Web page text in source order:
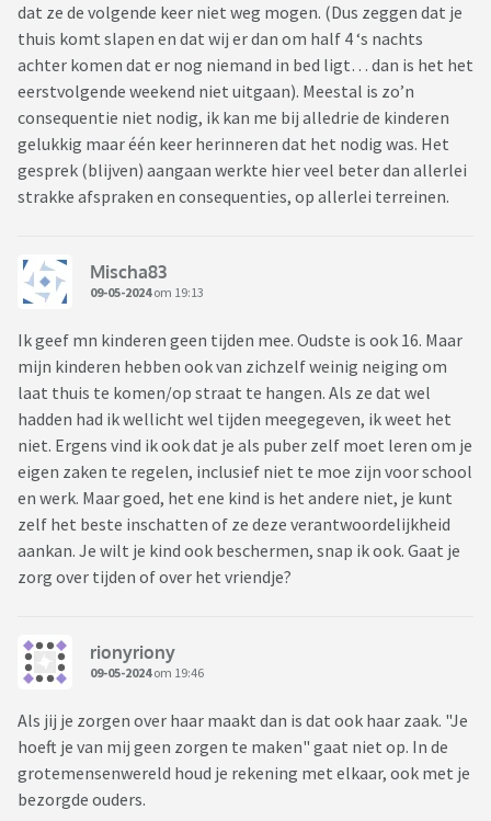
dat ze de volgende keer niet weg mogen. (Dus zeggen dat je
thuis komt slapen en dat wij er dan om half 4 ‘s nachts
achter komen dat er nog niemand in bed ligt… dan is het het
eerstvolgende weekend niet uitgaan). Meestal is zo’n
consequentie niet nodig, ik kan me bij alledrie de kinderen
gelukkig maar één keer herinneren dat het nodig was. Het
gesprek (blijven) aangaan werkte hier veel beter dan allerlei
strakke afspraken en consequenties, op allerlei terreinen.
Mischa83
09-05-2024om 19:13
Ik geef mn kinderen geen tijden mee. Oudste is ook 16. Maar
mijn kinderen hebben ook van zichzelf weinig neiging om
laat thuis te komen/op straat te hangen. Als ze dat wel
hadden had ik wellicht wel tijden meegegeven, ik weet het
niet. Ergens vind ik ook dat je als puber zelf moet leren om je
eigen zaken te regelen, inclusief niet te moe zijn voor school
en werk. Maar goed, het ene kind is het andere niet, je kunt
zelf het beste inschatten of ze deze verantwoordelijkheid
aankan. Je wilt je kind ook beschermen, snap ik ook. Gaat je
zorg over tijden of over het vriendje?
rionyriony
09-05-2024om 19:46
Als jij je zorgen over haar maakt dan is dat ook haar zaak. "Je
hoeft je van mij geen zorgen te maken" gaat niet op. In de
grotemensenwereld houd je rekening met elkaar, ook met je
bezorgde ouders.